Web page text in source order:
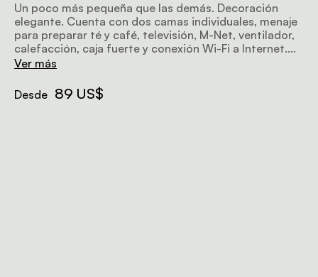
Un poco más pequeña que las demás. Decoración
elegante. Cuenta con dos camas individuales, menaje
para preparar té y café, televisión, M-Net, ventilador,
calefacción, caja fuerte y conexión Wi-Fi a Internet.
Magníficas vistas.
Ver más
Desde 89 US$